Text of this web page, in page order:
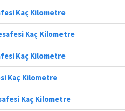
Kaç Kilometre
Kaç Kilometre
Kaç Kilometre
Kaç Kilometre
Kaç Kilometre